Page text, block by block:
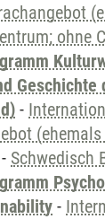
ohne
Geschichte
-
- Schwedisch
-